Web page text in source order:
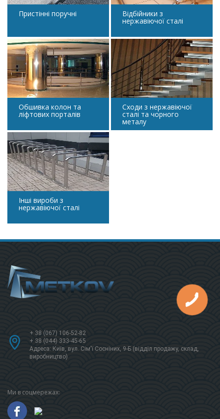
Пристінні поручні Відбійники з
нержавіючої сталі
Обшивка колон та
ліфтових порталів
Сходи з нержавіючої
сталі та чорного
металу
Інші вироби з
нержавіючої сталі
+ 38 (067) 106-52-82
+ 38 (044) 333-45-65
Адреса: Київ, вул. Сім'ї Сосніних, 9-Б (відділ продажу, склад,
виробництво)
Ми в соцмережах: